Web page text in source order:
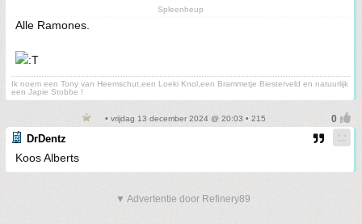
Spleenheup
Alle Ramones.
Ik noem een Tony van Heemschut,een Loeki Knol,een Brammetje Biesterveld en natuurlijk
een Japie Stobbe !
• vrijdag 13 december 2024 @ 20:03 • 215
DrDentz
Koos Alberts
▼ Advertentie door Refinery89